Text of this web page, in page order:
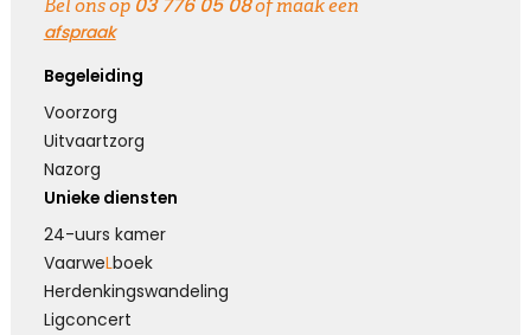
Bel ons op 03 776 05 08of maak een
afspraak
Begeleiding
Voorzorg
Uitvaartzorg
Nazorg
Unieke diensten
24-uurs kamer
VaarweLboek
Herdenkings­wandeling
Ligconcert